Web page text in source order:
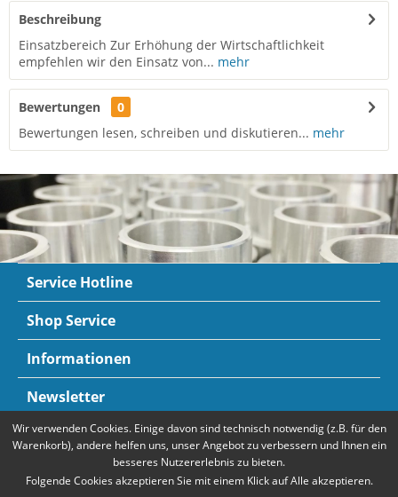
Beschreibung
Einsatzbereich Zur Erhöhung der Wirtschaftlichkeit
empfehlen wir den Einsatz von... mehr
Bewertungen
0
Bewertungen lesen, schreiben und diskutieren... mehr
Service Hotline
Shop Service
Informationen
Newsletter
Zahlungsarten Mehr Informationen
Wir verwenden Cookies. Einige davon sind technisch notwendig (z.B. für den
Warenkorb), andere helfen uns, unser Angebot zu verbessern und Ihnen ein
besseres Nutzererlebnis zu bieten.
Folgende Cookies akzeptieren Sie mit einem Klick auf Alle akzeptieren.